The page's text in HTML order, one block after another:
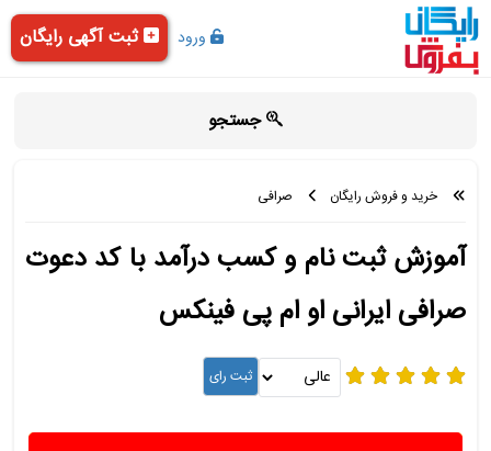
ورود ثبت آگهی رایگان
جستجو
خرید و فروش رایگان صرافی
آموزش ثبت نام و کسب درآمد با کد دعوت
صرافی ایرانی او ام پی فینکس